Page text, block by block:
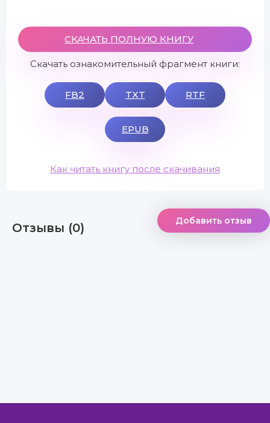
СКАЧАТЬ ПОЛНУЮ КНИГУ
Скачать ознакомительный фрагмент книги:
FB2 TXT RTF
EPUB
Как читать книгу после скачивания
Отзывы (0) Добавить отзыв